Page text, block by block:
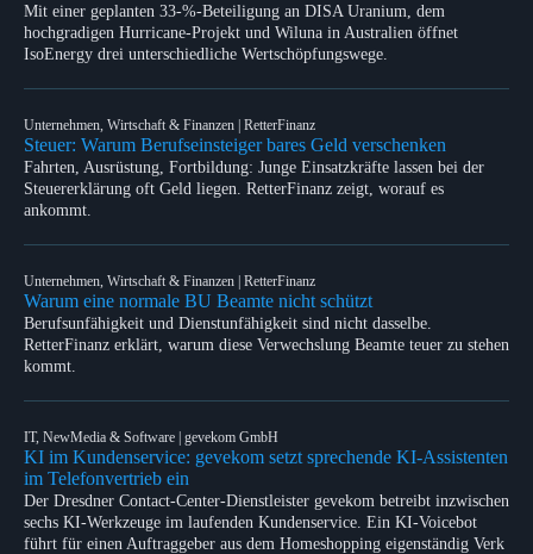
Mit einer geplanten 33-%-Beteiligung an DISA Uranium, dem
hochgradigen Hurricane-Projekt und Wiluna in Australien öffnet
IsoEnergy drei unterschiedliche Wertschöpfungswege.
Unternehmen, Wirtschaft & Finanzen | RetterFinanz
Steuer: Warum Berufseinsteiger bares Geld verschenken
Fahrten, Ausrüstung, Fortbildung: Junge Einsatzkräfte lassen bei der
Steuererklärung oft Geld liegen. RetterFinanz zeigt, worauf es
ankommt.
Unternehmen, Wirtschaft & Finanzen | RetterFinanz
Warum eine normale BU Beamte nicht schützt
Berufsunfähigkeit und Dienstunfähigkeit sind nicht dasselbe.
RetterFinanz erklärt, warum diese Verwechslung Beamte teuer zu stehen
kommt.
IT, NewMedia & Software | gevekom GmbH
KI im Kundenservice: gevekom setzt sprechende KI-Assistenten
im Telefonvertrieb ein
Der Dresdner Contact-Center-Dienstleister gevekom betreibt inzwischen
sechs KI-Werkzeuge im laufenden Kundenservice. Ein KI-Voicebot
führt für einen Auftraggeber aus dem Homeshopping eigenständig Verk